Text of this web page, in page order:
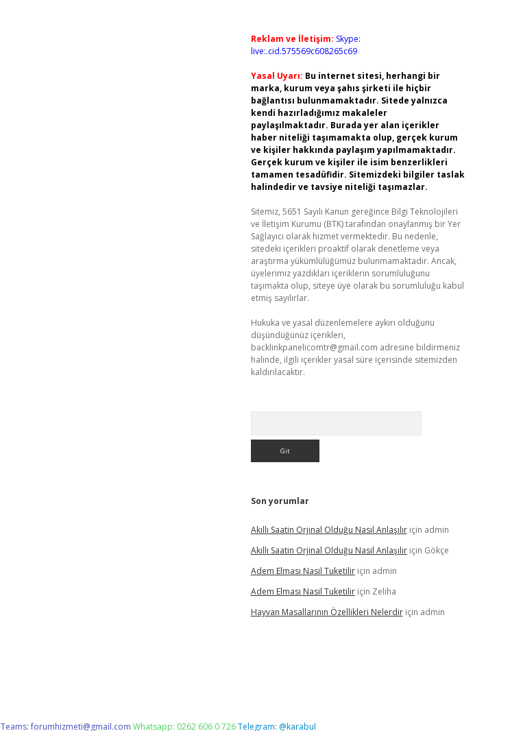
Reklam ve İletişim: Skype:
live:.cid.575569c608265c69
Yasal Uyarı: Bu internet sitesi, herhangi bir
marka, kurum veya şahıs şirketi ile hiçbir
bağlantısı bulunmamaktadır. Sitede yalnızca
kendi hazırladığımız makaleler
paylaşılmaktadır. Burada yer alan içerikler
haber niteliği taşımamakta olup, gerçek kurum
ve kişiler hakkında paylaşım yapılmamaktadır.
Gerçek kurum ve kişiler ile isim benzerlikleri
tamamen tesadüfidir. Sitemizdeki bilgiler taslak
halindedir ve tavsiye niteliği taşımazlar.
Sitemiz, 5651 Sayılı Kanun gereğince Bilgi Teknolojileri
ve İletişim Kurumu (BTK) tarafından onaylanmış bir Yer
Sağlayıcı olarak hizmet vermektedir. Bu nedenle,
sitedeki içerikleri proaktif olarak denetleme veya
araştırma yükümlülüğümüz bulunmamaktadır. Ancak,
üyelerimiz yazdıkları içeriklerin sorumluluğunu
taşımakta olup, siteye üye olarak bu sorumluluğu kabul
etmiş sayılırlar.
Hukuka ve yasal düzenlemelere aykırı olduğunu
düşündüğünüz içerikleri,
backlinkpanelicomtr@gmail.com adresine bildirmeniz
halinde, ilgili içerikler yasal süre içerisinde sitemizden
kaldırılacaktır.
Son yorumlar
Akıllı Saatin Orjinal Olduğu Nasıl Anlaşılıriçin admin
Akıllı Saatin Orjinal Olduğu Nasıl Anlaşılıriçin Gökçe
Adem Elması Nasil Tuketiliriçin admin
Adem Elması Nasil Tuketiliriçin Zeliha
Hayvan Masallarının Özellikleri Nelerdiriçin admin
Teams:forumhizmeti@gmail.com Whatsapp: 0262 606 0 726Telegram: @karabul